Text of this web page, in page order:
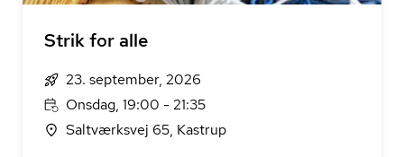
Strik for alle
23. september, 2026
Onsdag, 19:00 - 21:35
Saltværksvej 65, Kastrup